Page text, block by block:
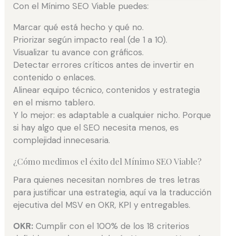
Con el Mínimo SEO Viable puedes:
Marcar qué está hecho y qué no.
Priorizar según impacto real (de 1 a 10).
Visualizar tu avance con gráficos.
Detectar errores críticos antes de invertir en
contenido o enlaces.
Alinear equipo técnico, contenidos y estrategia
en el mismo tablero.
Y lo mejor: es adaptable a cualquier nicho. Porque
si hay algo que el SEO necesita menos, es
complejidad innecesaria.
¿Cómo medimos el éxito del Mínimo SEO Viable?
Para quienes necesitan nombres de tres letras
para justificar una estrategia, aquí va la traducción
ejecutiva del MSV en OKR, KPI y entregables.
OKR: Cumplir con el 100% de los 18 criterios